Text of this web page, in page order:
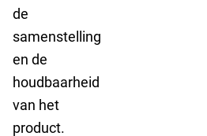
de
samenstelling
en de
houdbaarheid
van het
product.